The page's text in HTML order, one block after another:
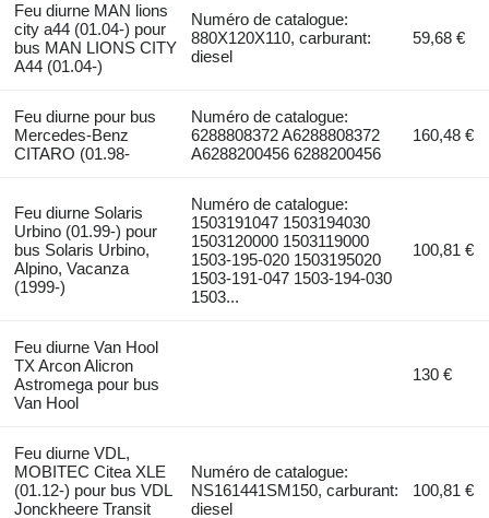
Feu diurne MAN lions
city a44 (01.04-) pour
bus MAN LIONS CITY
A44 (01.04-)
Numéro de catalogue:
880X120X110, carburant:
diesel
59,68 €
Feu diurne pour bus
Mercedes-Benz
CITARO (01.98-
Numéro de catalogue:
6288808372 A6288808372
A6288200456 6288200456
160,48 €
Feu diurne Solaris
Urbino (01.99-) pour
bus Solaris Urbino,
Alpino, Vacanza
(1999-)
Numéro de catalogue:
1503191047 1503194030
1503120000 1503119000
1503-195-020 1503195020
1503-191-047 1503-194-030
1503...
100,81 €
Feu diurne Van Hool
TX Arcon Alicron
Astromega pour bus
Van Hool
130 €
Feu diurne VDL,
MOBITEC Citea XLE
(01.12-) pour bus VDL
Jonckheere Transit
Numéro de catalogue:
NS161441SM150, carburant:
diesel
100,81 €